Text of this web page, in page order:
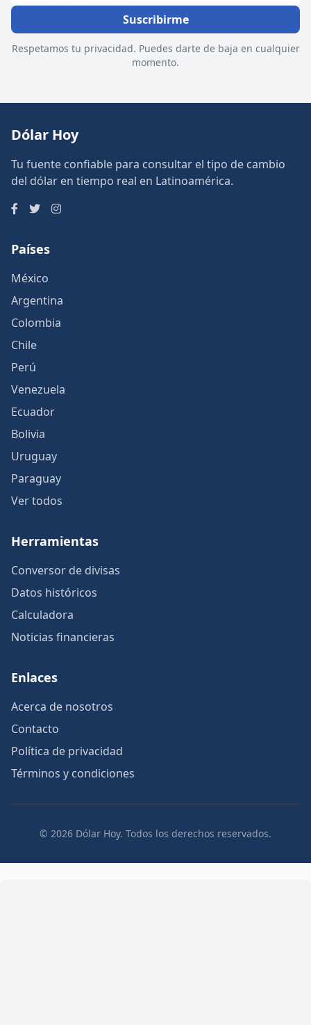
Suscribirme
Respetamos tu privacidad. Puedes darte de baja en cualquier
momento.
Dólar Hoy
Tu fuente confiable para consultar el tipo de cambio
del dólar en tiempo real en Latinoamérica.
Países
México
Argentina
Colombia
Chile
Perú
Venezuela
Ecuador
Bolivia
Uruguay
Paraguay
Ver todos
Herramientas
Conversor de divisas
Datos históricos
Calculadora
Noticias financieras
Enlaces
Acerca de nosotros
Contacto
Política de privacidad
Términos y condiciones
© 2026 Dólar Hoy. Todos los derechos reservados.